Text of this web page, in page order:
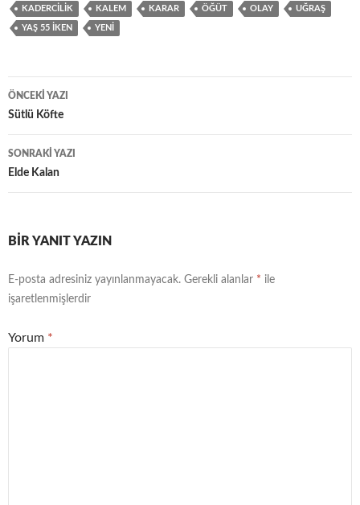
KADERCILIK KALEM KARAR ÖĞÜT OLAY UĞRAŞ
YAŞ 55 İKEN YENI
Yazı
dolaşımı
ÖNCEKI YAZI
Sütlü Köfte
SONRAKI YAZI
Elde Kalan
BIR YANIT YAZIN
E-posta adresiniz yayınlanmayacak. Gerekli alanlar * ile
işaretlenmişlerdir
Yorum *